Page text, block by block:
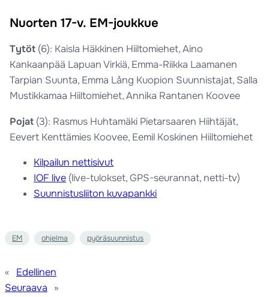
Nuorten 17-v. EM-joukkue
Tytöt (6): Kaisla Häkkinen Hiiltomiehet, Aino
Kankaanpää Lapuan Virkiä, Emma-Riikka Laamanen
Tarpian Suunta, Emma Lång Kuopion Suunnistajat, Salla
Mustikkamaa Hiiltomiehet, Annika Rantanen Koovee
Pojat (3): Rasmus Huhtamäki Pietarsaaren Hiihtäjät,
Eevert Kenttämies Koovee, Eemil Koskinen Hiiltomiehet
Kilpailun nettisivut
IOF live (live-tulokset, GPS-seurannat, netti-tv)
Suunnistusliiton kuvapankki
EM ohjelma pyöräsuunnistus
«
Edellinen
Seuraava
»